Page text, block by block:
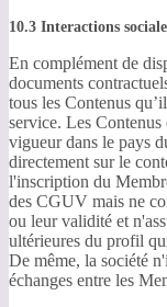
10.3 Interactions
En complément de
documents
tous les Contenus
service. Les
vigueur dans le pays
directement sur le
l'inscription du
des CGUV mais ne
ou leur validité et
ultérieures du profil
De même, la société
échanges entre les